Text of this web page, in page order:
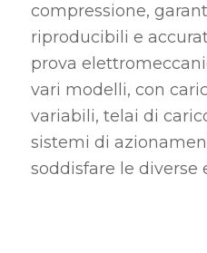
compressione,
riproducibili e
prova
vari modelli, con
variabili, telai di
sistemi di
soddisfare le diverse